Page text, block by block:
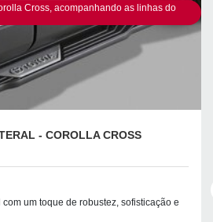
Cross, acompanhando as linhas do
- COROLLA CROSS
um toque de robustez, sofisticação e